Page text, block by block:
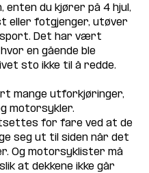
enten du kjører på 4 hjul,
eller fotgjenger, utøver
Det har vært
en gående ble
sto ikke til å redde.
mange utforkjøringer,
motorsykler.
for fare ved at de
seg ut til siden når det
Og motorsyklister må
at dekkene ikke går